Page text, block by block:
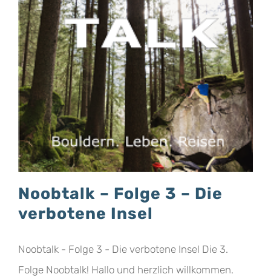
Noobtalk – Folge 3 – Die
verbotene Insel
Noobtalk - Folge 3 - Die verbotene Insel Die 3.
Folge Noobtalk! Hallo und herzlich willkommen.